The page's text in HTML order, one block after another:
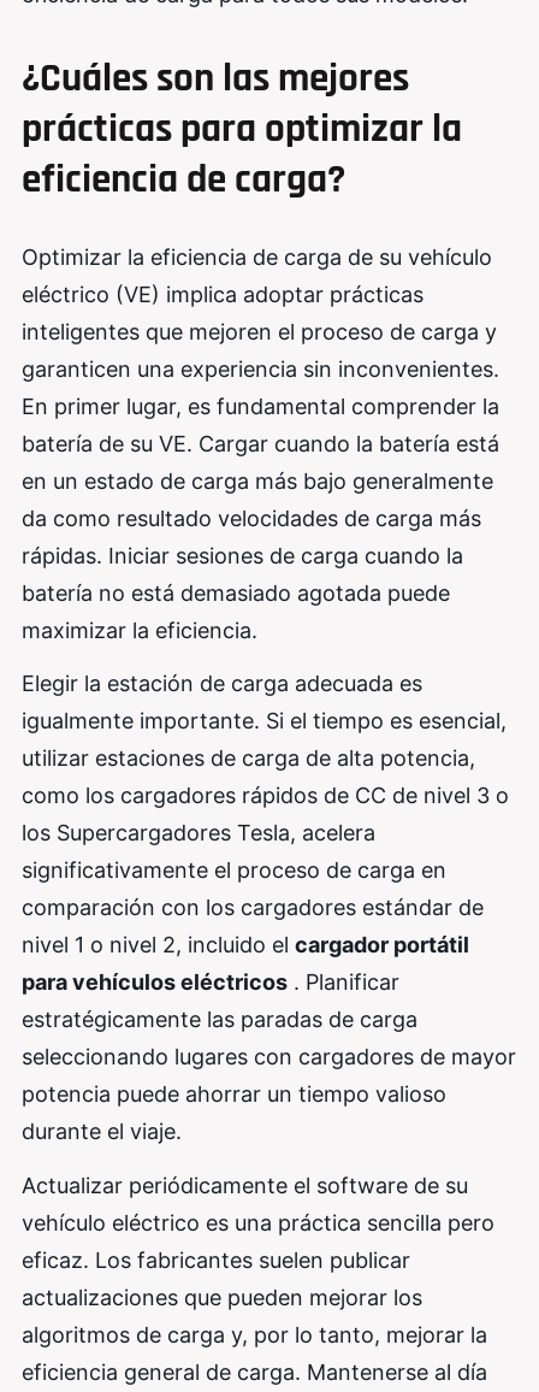
¿Cuáles son las mejores
prácticas para optimizar la
eficiencia de carga?
Optimizar la eficiencia de carga de su vehículo
eléctrico (VE) implica adoptar prácticas
inteligentes que mejoren el proceso de carga y
garanticen una experiencia sin inconvenientes.
En primer lugar, es fundamental comprender la
batería de su VE. Cargar cuando la batería está
en un estado de carga más bajo generalmente
da como resultado velocidades de carga más
rápidas. Iniciar sesiones de carga cuando la
batería no está demasiado agotada puede
maximizar la eficiencia.
Elegir la estación de carga adecuada es
igualmente importante. Si el tiempo es esencial,
utilizar estaciones de carga de alta potencia,
como los cargadores rápidos de CC de nivel 3 o
los Supercargadores Tesla, acelera
significativamente el proceso de carga en
comparación con los cargadores estándar de
nivel 1 o nivel 2, incluido el cargador portátil
para vehículos eléctricos . Planificar
estratégicamente las paradas de carga
seleccionando lugares con cargadores de mayor
potencia puede ahorrar un tiempo valioso
durante el viaje.
Actualizar periódicamente el software de su
vehículo eléctrico es una práctica sencilla pero
eficaz. Los fabricantes suelen publicar
actualizaciones que pueden mejorar los
algoritmos de carga y, por lo tanto, mejorar la
eficiencia general de carga. Mantenerse al día